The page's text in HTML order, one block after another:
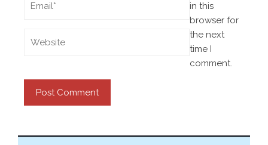
in this
browser for
the next
time I
comment.